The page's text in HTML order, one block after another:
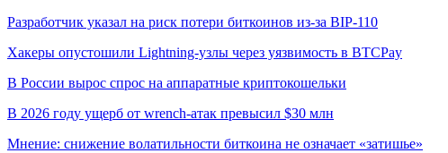
Разработчик указал на риск потери биткоинов из-за BIP-110
Хакеры опустошили Lightning-узлы через уязвимость в BTCPay
В России вырос спрос на аппаратные криптокошельки
В 2026 году ущерб от wrench-атак превысил $30 млн
Мнение: снижение волатильности биткоина не означает «затишье»